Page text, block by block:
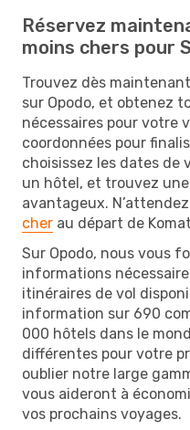
Réservez
moins chers pour
Trouvez dès
sur Opodo, et obtenez
nécessaires pour votre
coordonnées pour
choisissez les dates de
un hôtel, et trouvez
avantageux.
cher au départ de
Sur Opodo, nous vous
informations
itinéraires de vol
information sur 690
000 hôtels dans le
différentes pour votre
oublier notre large
vous aideront à
vos prochains voyages.